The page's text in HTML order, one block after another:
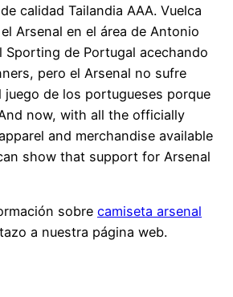
calidad Tailandia AAA. Vuelca
Arsenal en el área de Antonio
Sporting de Portugal acechando
pero el Arsenal no sufre
juego de los portugueses porque
now, with all the officially
and merchandise available
show that support for Arsenal
sobre camiseta arsenal
a nuestra página web.